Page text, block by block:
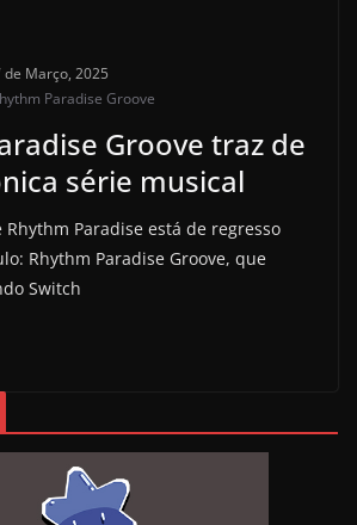
de Março, 2025
Paradise Groove
Groove traz de
série musical
Rhythm Paradise está de regresso
Rhythm Paradise Groove, que
Switch